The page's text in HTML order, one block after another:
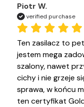
Piotr W.
verified purchase
Ten zasilacz to
jestem mega
szalony, nawet
cichy i nie grzeje
sprawa, w końcu
ten certyfikat